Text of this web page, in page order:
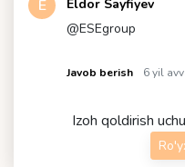
E
Eldor Sayfiyev
@ESEgroup
Javob berish 6 yil
Izoh qoldirish